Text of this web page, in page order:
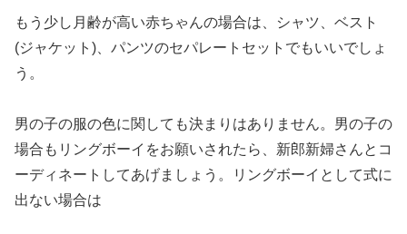
もう少し月齢が高い赤ちゃんの場合は、シャツ、ベスト
(ジャケット)、パンツのセパレートセットでもいいでしょ
う。
男の子の服の色に関しても決まりはありません。男の子の
場合もリングボーイをお願いされたら、新郎新婦さんとコ
ーディネートしてあげましょう。リングボーイとして式に
出ない場合は